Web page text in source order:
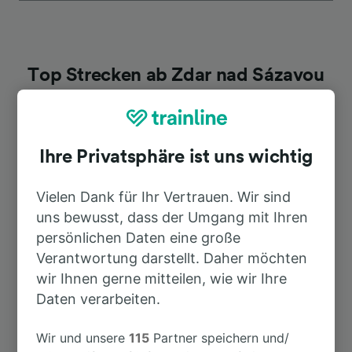
Top Strecken ab Zdar nad Sázavou
Nach Brno hl.n. 1h 4min
Nach Budapest 5h 41min
Ihre Privatsphäre ist uns wichtig
Vielen Dank für Ihr Vertrauen. Wir sind
uns bewusst, dass der Umgang mit Ihren
persönlichen Daten eine große
Verantwortung darstellt. Daher möchten
wir Ihnen gerne mitteilen, wie wir Ihre
Daten verarbeiten.
Wir und unsere115 Partner speichern und/